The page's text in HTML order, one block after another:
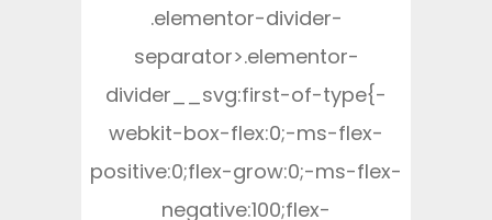
.elementor-divider-
separator>.elementor-
divider__svg:first-of-type{-
webkit-box-flex:0;-ms-flex-
positive:0;flex-grow:0;-ms-flex-
negative:100;flex-